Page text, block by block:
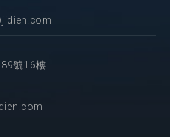
號16樓